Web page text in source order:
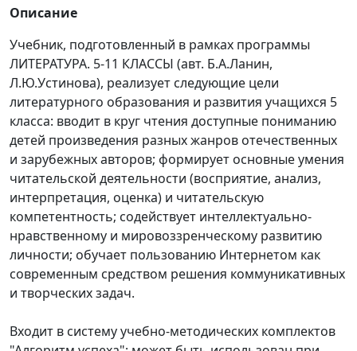
Описание
Учебник, подготовленный в рамках программы
ЛИТЕРАТУРА. 5-11 КЛАССЫ (авт. Б.А.Ланин,
Л.Ю.Устинова), реализует следующие цели
литературного образования и развития учащихся 5
класса: вводит в круг чтения доступные пониманию
детей произведения разных жанров отечественных
и зарубежных авторов; формирует основные умения
читательской деятельности (восприятие, анализ,
интерпретация, оценка) и читательскую
компетентность; содействует интеллектуально-
нравственному и мировоззренческому развитию
личности; обучает пользованию Интернетом как
современным средством решения коммуникативных
и творческих задач.
Входит в систему учебно-методических комплектов